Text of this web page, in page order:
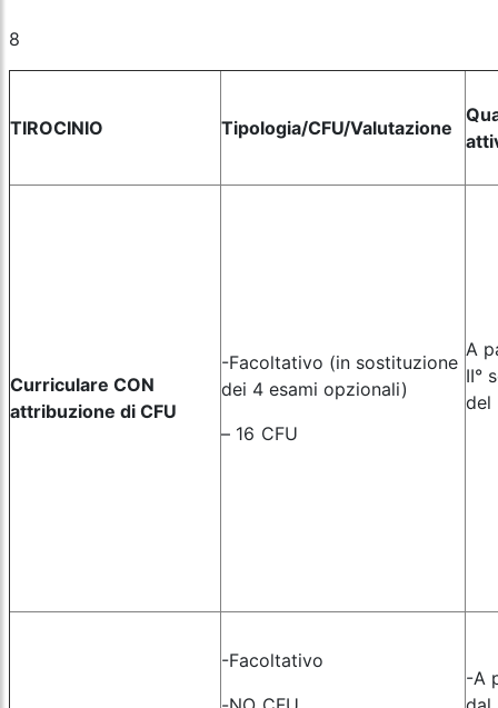
8
TIROCINIO Tipologia/CFU/Valutazione
Curriculare CON
attribuzione di CFU
-Facoltativo (in sostituzione
dei 4 esami opzionali)
– 16 CFU
A
II°
del
-Facoltativo
-A